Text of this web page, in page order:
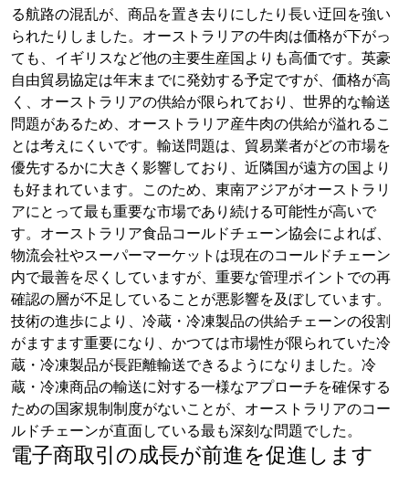
る航路の混乱が、商品を置き去りにしたり長い迂回を強い
られたりしました。オーストラリアの牛肉は価格が下がっ
ても、イギリスなど他の主要生産国よりも高価です。英豪
自由貿易協定は年末までに発効する予定ですが、価格が高
く、オーストラリアの供給が限られており、世界的な輸送
問題があるため、オーストラリア産牛肉の供給が溢れるこ
とは考えにくいです。輸送問題は、貿易業者がどの市場を
優先するかに大きく影響しており、近隣国が遠方の国より
も好まれています。このため、東南アジアがオーストラリ
アにとって最も重要な市場であり続ける可能性が高いで
す。オーストラリア食品コールドチェーン協会によれば、
物流会社やスーパーマーケットは現在のコールドチェーン
内で最善を尽くしていますが、重要な管理ポイントでの再
確認の層が不足していることが悪影響を及ぼしています。
技術の進歩により、冷蔵・冷凍製品の供給チェーンの役割
がますます重要になり、かつては市場性が限られていた冷
蔵・冷凍製品が長距離輸送できるようになりました。冷
蔵・冷凍商品の輸送に対する一様なアプローチを確保する
ための国家規制制度がないことが、オーストラリアのコー
ルドチェーンが直面している最も深刻な問題でした。
電子商取引の成長が前進を促進します